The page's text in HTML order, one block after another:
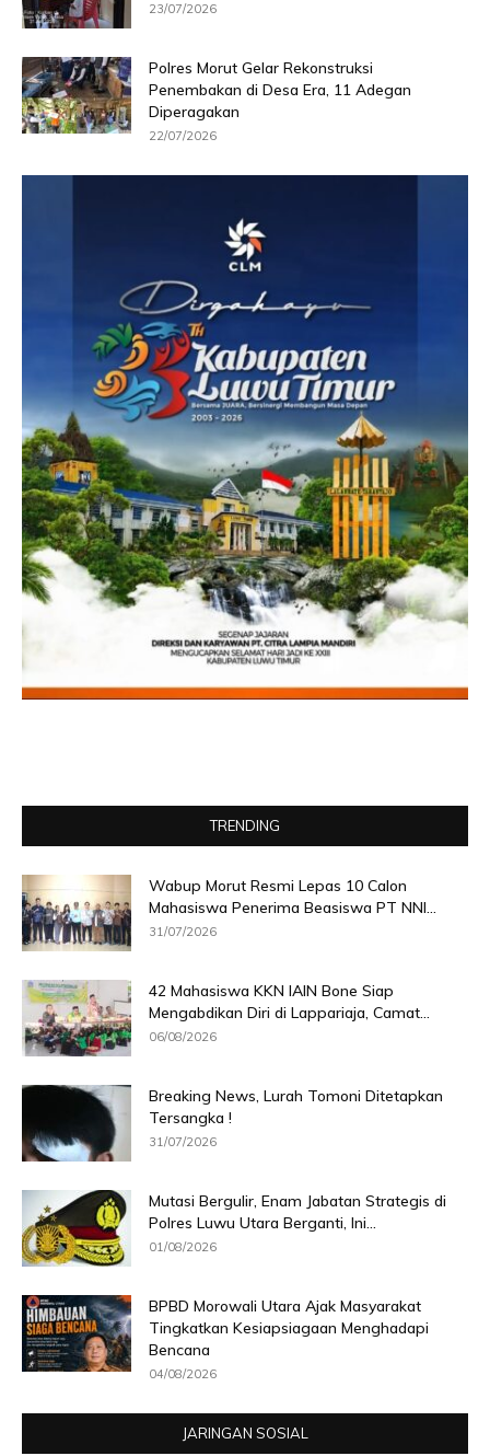
23/07/2026
Polres Morut Gelar Rekonstruksi
Penembakan di Desa Era, 11 Adegan
Diperagakan
22/07/2026
TRENDING
Wabup Morut Resmi Lepas 10 Calon
Mahasiswa Penerima Beasiswa PT NNI...
31/07/2026
42 Mahasiswa KKN IAIN Bone Siap
Mengabdikan Diri di Lappariaja, Camat...
06/08/2026
Breaking News, Lurah Tomoni Ditetapkan
Tersangka !
31/07/2026
Mutasi Bergulir, Enam Jabatan Strategis di
Polres Luwu Utara Berganti, Ini...
01/08/2026
BPBD Morowali Utara Ajak Masyarakat
Tingkatkan Kesiapsiagaan Menghadapi
Bencana
04/08/2026
JARINGAN SOSIAL